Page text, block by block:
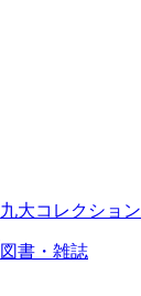
九大コレクション
図書・雑誌